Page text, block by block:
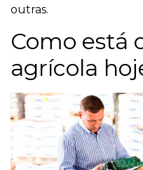
outras.
Como está
agrícola